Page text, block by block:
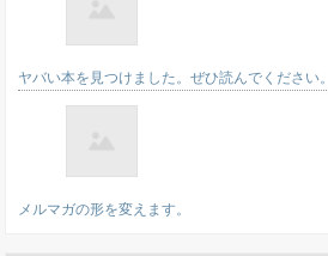
ヤバい本を見つけました。ぜひ読んでください。
メルマガの形を変えます。